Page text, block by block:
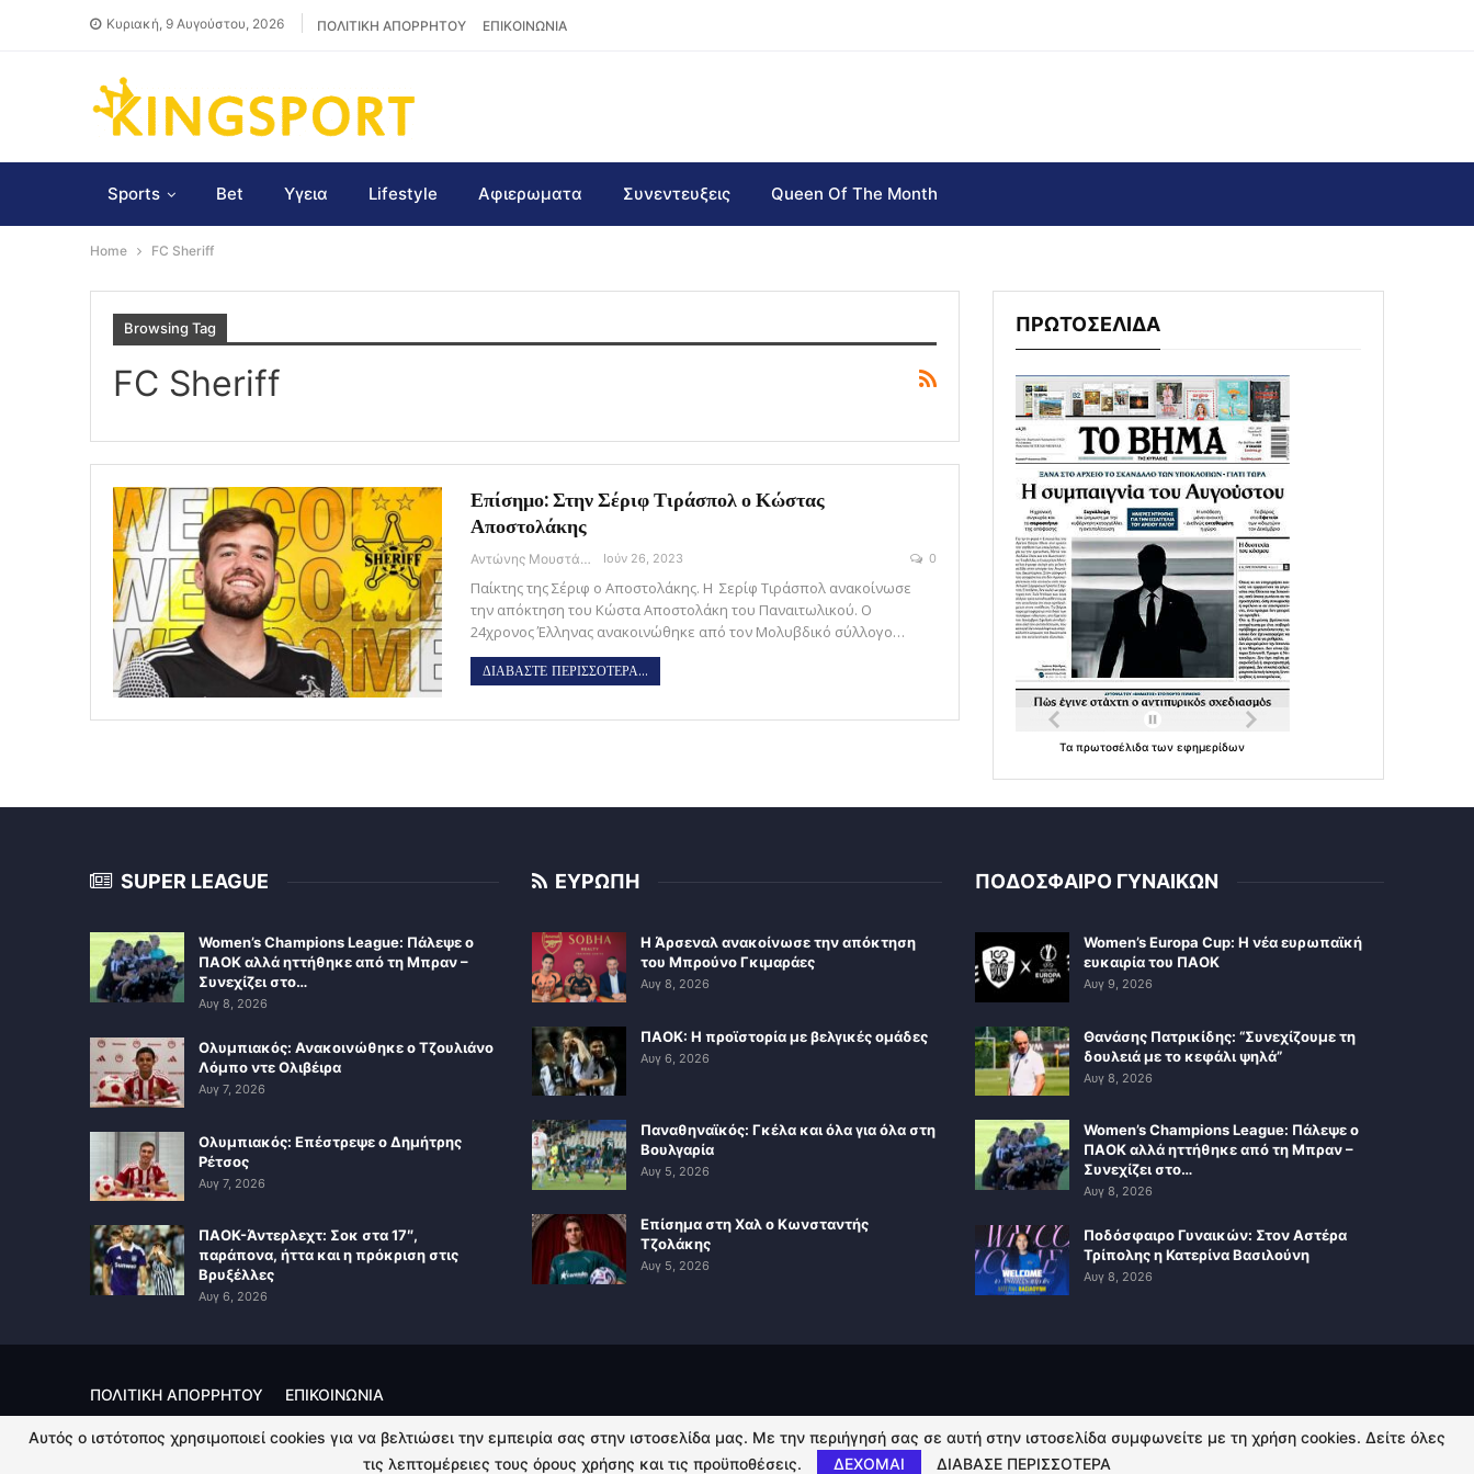
Κυριακή, 9 Αυγούστου, 2026 ΠΟΛΙΤΙΚΗ ΑΠΟΡΡΗΤΟΥ ΕΠΙΚΟΙΝΩΝΙΑ
Sports Bet Υγεια Lifestyle Αφιερωματα Συνεντευξεις Queen Of The Month
Home FC Sheriff
Browsing Tag
FC Sheriff
Επίσημο: Στην Σέριφ Τιράσπολ ο Κώστας
Αποστολάκης
Αντώνης Μουστάκας Ιούν 26, 2023 0
Παίκτης της Σέριφ ο Αποστολάκης. Η Σερίφ Τιράσπολ ανακοίνωσε
την απόκτηση του Κώστα Αποστολάκη του Παναιτωλικού. Ο
24χρονος Έλληνας ανακοινώθηκε από τον Μολυβδικό σύλλογο…
ΔΙΑΒΑΣΤΕ ΠΕΡΙΣΣΟΤΕΡΑ...
ΠΡΩΤΟΣΕΛΙΔΑ
Ταπρωτοσέλιδατωνεφημερίδων
SUPER LEAGUE
Women’s Champions League: Πάλεψε ο
ΠΑΟΚ αλλά ηττήθηκε από τη Μπραν –
Συνεχίζει στο…
Αυγ 8, 2026
Ολυμπιακός: Ανακοινώθηκε ο Τζουλιάνο
Λόμπο ντε Ολιβέιρα
Αυγ 7, 2026
Ολυμπιακός: Επέστρεψε ο Δημήτρης
Ρέτσος
Αυγ 7, 2026
ΠΑΟΚ-Άντερλεχτ: Σοκ στα 17″,
παράπονα, ήττα και η πρόκριση στις
Βρυξέλλες
Αυγ 6, 2026
ΕΥΡΩΠΗ
Η Άρσεναλ ανακοίνωσε την απόκτηση
του Μπρούνο Γκιμαράες
Αυγ 8, 2026
ΠΑΟΚ: Η προϊστορία με βελγικές ομάδες
Αυγ 6, 2026
Παναθηναϊκός: Γκέλα και όλα για όλα στη
Βουλγαρία
Αυγ 5, 2026
Επίσημα στη Χαλ ο Κωνσταντής
Τζολάκης
Αυγ 5, 2026
ΠΟΔΟΣΦΑΙΡΟ ΓΥΝΑΙΚΩΝ
Women’s Europa Cup: Η νέα ευρωπαϊκή
ευκαιρία του ΠΑΟΚ
Αυγ 9, 2026
Θανάσης Πατρικίδης: “Συνεχίζουμε τη
δουλειά με το κεφάλι ψηλά”
Αυγ 8, 2026
Women’s Champions League: Πάλεψε ο
ΠΑΟΚ αλλά ηττήθηκε από τη Μπραν –
Συνεχίζει στο…
Αυγ 8, 2026
Ποδόσφαιρο Γυναικών: Στον Αστέρα
Τρίπολης η Κατερίνα Βασιλούνη
Αυγ 8, 2026
ΠΟΛΙΤΙΚΗ ΑΠΟΡΡΗΤΟΥ ΕΠΙΚΟΙΝΩΝΙΑ
© 2026 - Kingsport.gr. All Rights Reserved.
Αυτός ο ιστότοπος χρησιμοποιεί cookies για να βελτιώσει την εμπειρία σας στην ιστοσελίδα μας. Με την περιήγησή σας σε αυτή στην ιστοσελίδα συμφωνείτε με τη χρήση cookies. Δείτε όλες
τις λεπτομέρειες τους όρους χρήσης και τις προϋποθέσεις.
ΔΕΧΟΜΑΙ ΔΙΑΒΑΣΕ ΠΕΡΙΣΣΟΤΕΡΑ